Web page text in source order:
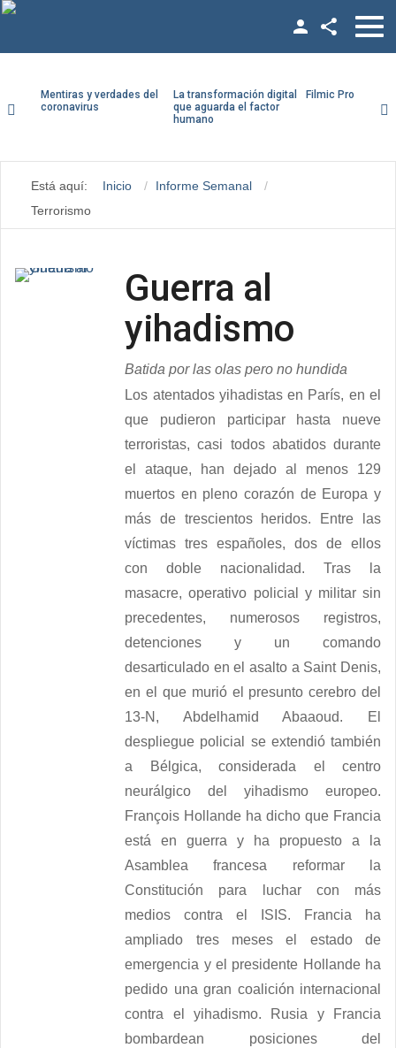
YouTube
LinkedIn
Mentiras y verdades del
coronavirus
La transformación digital
que aguarda el factor
humano
Filmic Pro paso a
Está aquí: Inicio
Informe Semanal
Terrorismo
Guerra al
yihadismo
Batida por las olas pero no hundida
Los atentados yihadistas en París, en el
que pudieron participar hasta nueve
terroristas, casi todos abatidos durante
el ataque, han dejado al menos 129
muertos en pleno corazón de Europa y
más de trescientos heridos. Entre las
víctimas tres españoles, dos de ellos
con doble nacionalidad. Tras la
masacre, operativo policial y militar sin
precedentes, numerosos registros,
detenciones y un comando
desarticulado en el asalto a Saint Denis,
en el que murió el presunto cerebro del
13-N, Abdelhamid Abaaoud. El
despliegue policial se extendió también
a Bélgica, considerada el centro
neurálgico del yihadismo europeo.
François Hollande ha dicho que Francia
está en guerra y ha propuesto a la
Asamblea francesa reformar la
Constitución para luchar con más
medios contra el ISIS. Francia ha
ampliado tres meses el estado de
emergencia y el presidente Hollande ha
pedido una gran coalición internacional
contra el yihadismo. Rusia y Francia
bombardean posiciones del
Recuérdeme
¿Recordar contraseña? ¿Recordar usuario?